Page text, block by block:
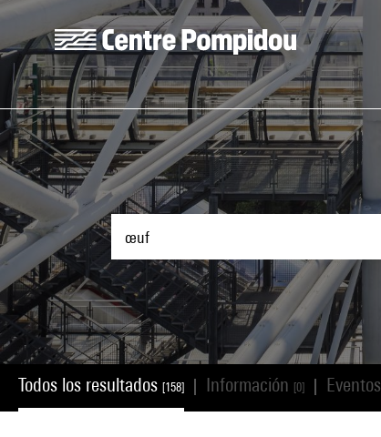
Skip to main content
Centre Pompidou
Todos los resultados [158] Información [0] Eventos